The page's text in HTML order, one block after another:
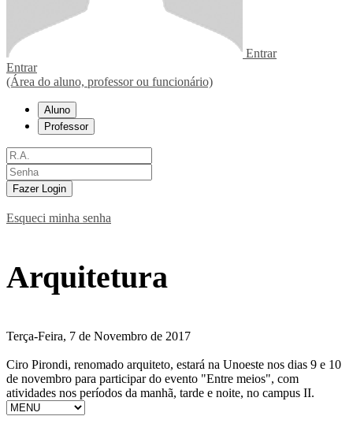
Entrar
Entrar
(Área do aluno, professor ou funcionário)
Aluno
Professor
Fazer Login
Esqueci minha senha
Arquitetura
Terça-Feira, 7 de Novembro de 2017
Ciro Pirondi, renomado arquiteto, estará na Unoeste nos dias 9 e 10
de novembro para participar do evento "Entre meios", com
atividades nos períodos da manhã, tarde e noite, no campus II.